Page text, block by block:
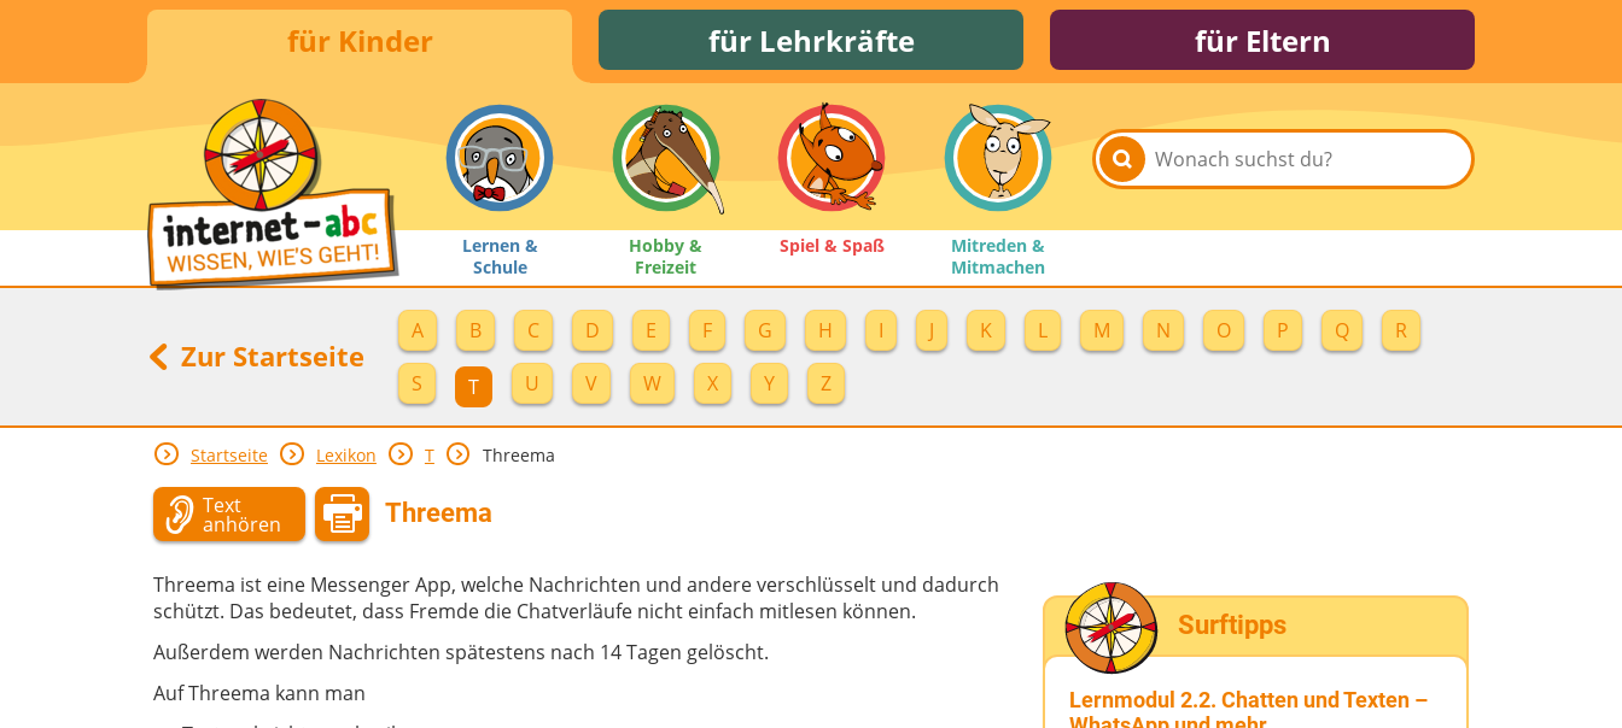
für Kinder für Lehrkräfte für Eltern
Lernen &
Schule
Hobby &
Freizeit
Spiel & Spaß
Mitreden &
Mitmachen
Zur Startseite
A B C D E F G H I J K L M N O P Q
R
S
T U V W X Y Z
Startseite Lexikon T Threema
Text
anhören Threema
Threema ist eine Messenger App, welche Nachrichten und andere verschlüsselt und dadurch
schützt. Das bedeutet, dass Fremde die Chatverläufe nicht einfach mitlesen können.
Außerdem werden Nachrichten spätestens nach 14 Tagen gelöscht.
Auf Threema kann man
Surftipps
Lernmodul 2.2. Chatten und Texten –